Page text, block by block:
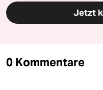
Jetzt
0 Kommentare